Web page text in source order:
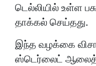
டெல்லியில் உள்ள
தாக்கல் செய்தது.
இந்த வழக்கை
ஸ்டெர்லைட்